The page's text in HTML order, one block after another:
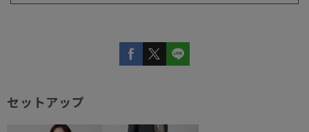
セットアップ